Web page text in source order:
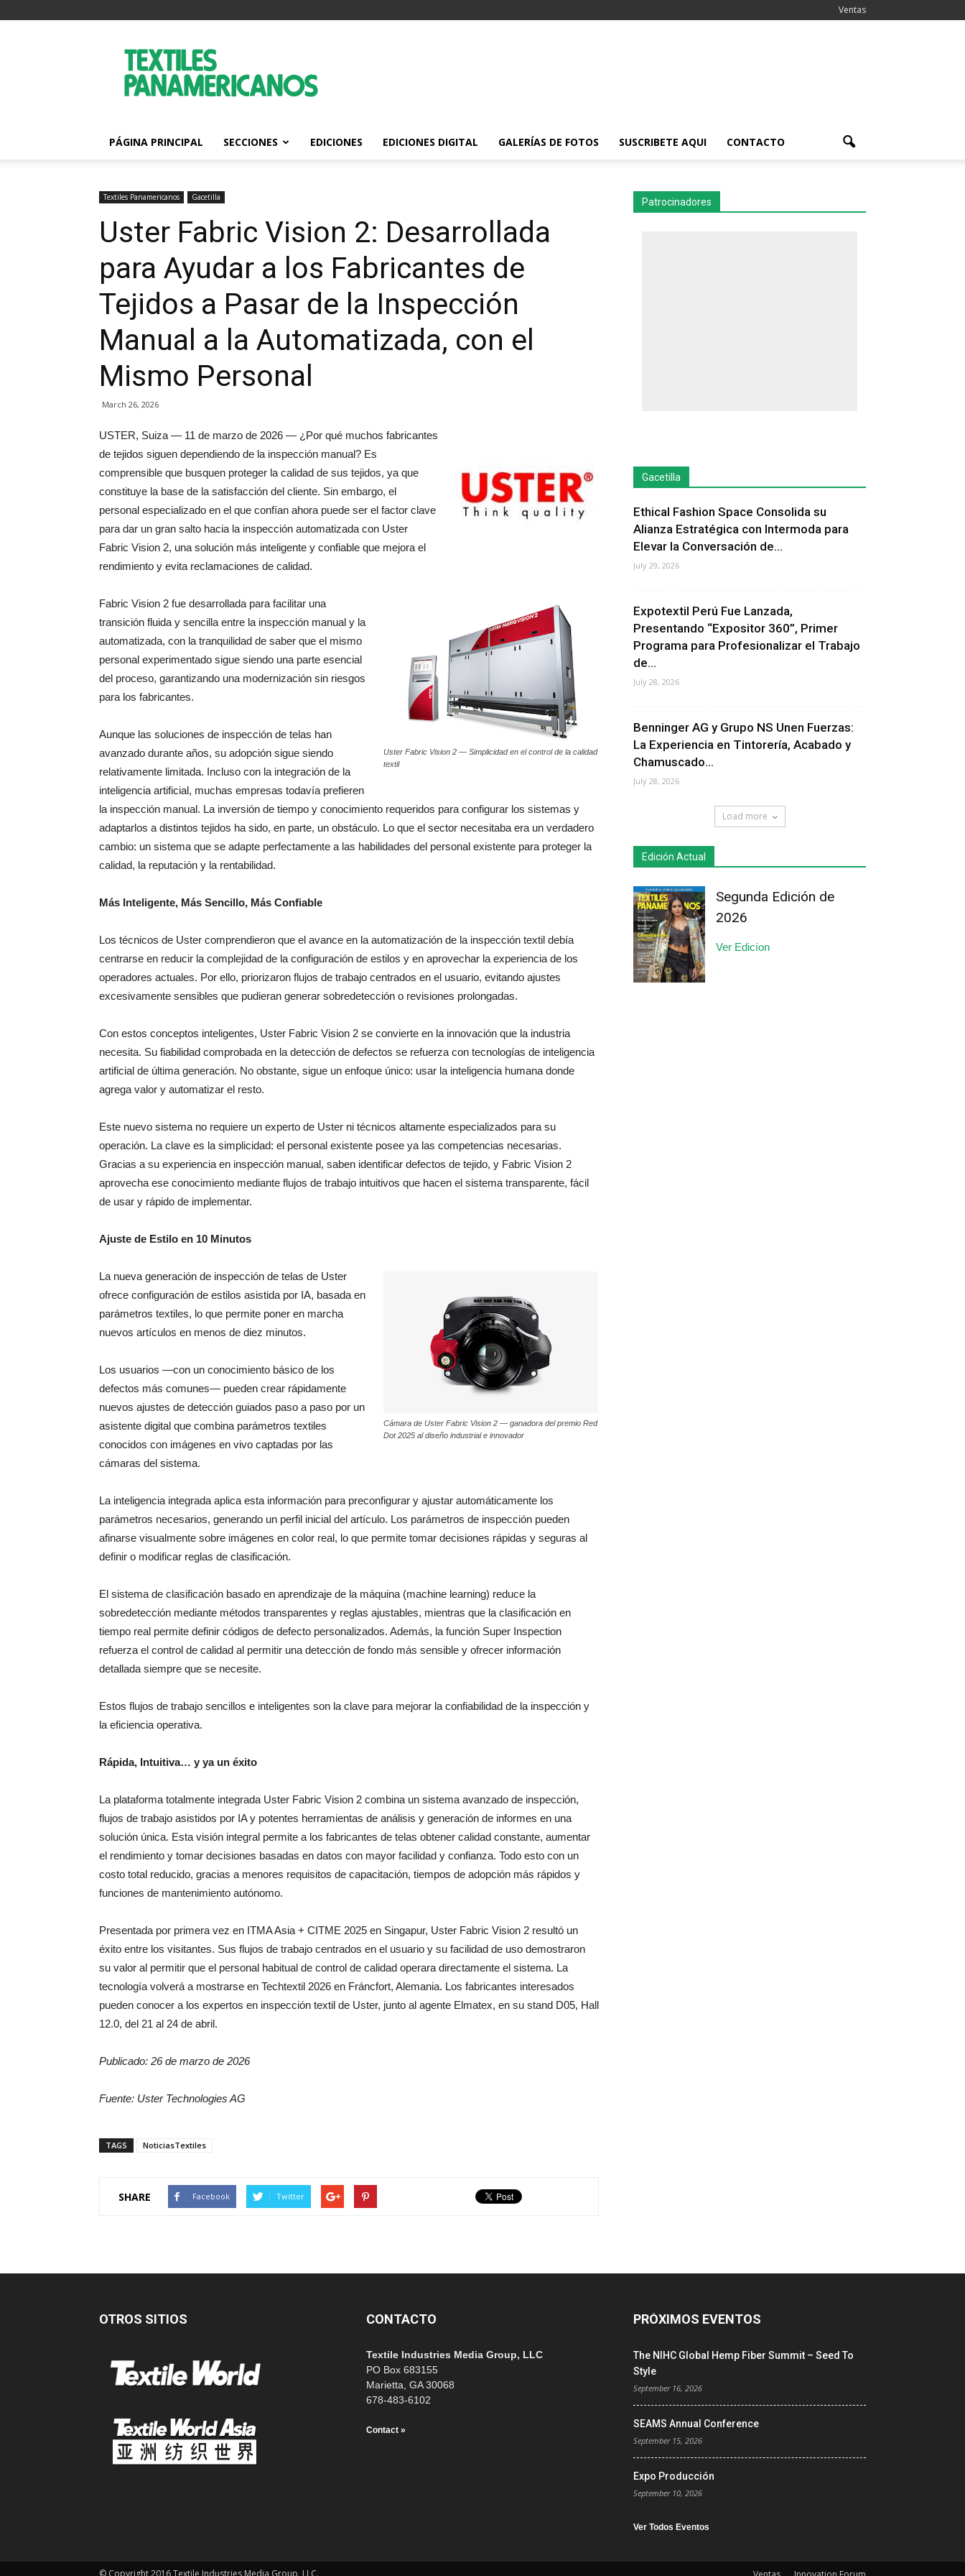
Ventas
Textiles
Panamericanos
PÁGINA PRINCIPAL SECCIONES EDICIONES EDICIONES DIGITAL GALERÍAS DE FOTOS SUSCRIBETE AQUI CONTACTO
Textiles Panamericanos Gacetilla
Uster Fabric Vision 2: Desarrollada
para Ayudar a los Fabricantes de
Tejidos a Pasar de la Inspección
Manual a la Automatizada, con el
Mismo Personal
March 26, 2026
USTER, Suiza — 11 de marzo de 2026 — ¿Por qué muchos fabricantes
de tejidos siguen dependiendo de la inspección manual? Es
comprensible que busquen proteger la calidad de sus tejidos, ya que
constituye la base de la satisfacción del cliente. Sin embargo, el
personal especializado en el que confían ahora puede ser el factor clave
para dar un gran salto hacia la inspección automatizada con Uster
Fabric Vision 2, una solución más inteligente y confiable que mejora el
rendimiento y evita reclamaciones de calidad.
Uster Fabric Vision 2 — Simplicidad en el control de la calidad
textil
Fabric Vision 2 fue desarrollada para facilitar una
transición fluida y sencilla entre la inspección manual y la
automatizada, con la tranquilidad de saber que el mismo
personal experimentado sigue siendo una parte esencial
del proceso, garantizando una modernización sin riesgos
para los fabricantes.
Aunque las soluciones de inspección de telas han
avanzado durante años, su adopción sigue siendo
relativamente limitada. Incluso con la integración de la
inteligencia artificial, muchas empresas todavía prefieren
la inspección manual. La inversión de tiempo y conocimiento requeridos para configurar los sistemas y
adaptarlos a distintos tejidos ha sido, en parte, un obstáculo. Lo que el sector necesitaba era un verdadero
cambio: un sistema que se adapte perfectamente a las habilidades del personal existente para proteger la
calidad, la reputación y la rentabilidad.
Más Inteligente, Más Sencillo, Más Confiable
Los técnicos de Uster comprendieron que el avance en la automatización de la inspección textil debía
centrarse en reducir la complejidad de la configuración de estilos y en aprovechar la experiencia de los
operadores actuales. Por ello, priorizaron flujos de trabajo centrados en el usuario, evitando ajustes
excesivamente sensibles que pudieran generar sobredetección o revisiones prolongadas.
Con estos conceptos inteligentes, Uster Fabric Vision 2 se convierte en la innovación que la industria
necesita. Su fiabilidad comprobada en la detección de defectos se refuerza con tecnologías de inteligencia
artificial de última generación. No obstante, sigue un enfoque único: usar la inteligencia humana donde
agrega valor y automatizar el resto.
Este nuevo sistema no requiere un experto de Uster ni técnicos altamente especializados para su
operación. La clave es la simplicidad: el personal existente posee ya las competencias necesarias.
Gracias a su experiencia en inspección manual, saben identificar defectos de tejido, y Fabric Vision 2
aprovecha ese conocimiento mediante flujos de trabajo intuitivos que hacen el sistema transparente, fácil
de usar y rápido de implementar.
Ajuste de Estilo en 10 Minutos
Cámara de Uster Fabric Vision 2 — ganadora del premio Red
Dot 2025 al diseño industrial e innovador
La nueva generación de inspección de telas de Uster
ofrece configuración de estilos asistida por IA, basada en
parámetros textiles, lo que permite poner en marcha
nuevos artículos en menos de diez minutos.
Los usuarios —con un conocimiento básico de los
defectos más comunes— pueden crear rápidamente
nuevos ajustes de detección guiados paso a paso por un
asistente digital que combina parámetros textiles
conocidos con imágenes en vivo captadas por las
cámaras del sistema.
La inteligencia integrada aplica esta información para preconfigurar y ajustar automáticamente los
parámetros necesarios, generando un perfil inicial del artículo. Los parámetros de inspección pueden
afinarse visualmente sobre imágenes en color real, lo que permite tomar decisiones rápidas y seguras al
definir o modificar reglas de clasificación.
El sistema de clasificación basado en aprendizaje de la máquina (machine learning) reduce la
sobredetección mediante métodos transparentes y reglas ajustables, mientras que la clasificación en
tiempo real permite definir códigos de defecto personalizados. Además, la función Super Inspection
refuerza el control de calidad al permitir una detección de fondo más sensible y ofrecer información
detallada siempre que se necesite.
Estos flujos de trabajo sencillos e inteligentes son la clave para mejorar la confiabilidad de la inspección y
la eficiencia operativa.
Rápida, Intuitiva… y ya un éxito
La plataforma totalmente integrada Uster Fabric Vision 2 combina un sistema avanzado de inspección,
flujos de trabajo asistidos por IA y potentes herramientas de análisis y generación de informes en una
solución única. Esta visión integral permite a los fabricantes de telas obtener calidad constante, aumentar
el rendimiento y tomar decisiones basadas en datos con mayor facilidad y confianza. Todo esto con un
costo total reducido, gracias a menores requisitos de capacitación, tiempos de adopción más rápidos y
funciones de mantenimiento autónomo.
Presentada por primera vez en ITMA Asia + CITME 2025 en Singapur, Uster Fabric Vision 2 resultó un
éxito entre los visitantes. Sus flujos de trabajo centrados en el usuario y su facilidad de uso demostraron
su valor al permitir que el personal habitual de control de calidad operara directamente el sistema. La
tecnología volverá a mostrarse en Techtextil 2026 en Fráncfort, Alemania. Los fabricantes interesados
pueden conocer a los expertos en inspección textil de Uster, junto al agente Elmatex, en su stand D05, Hall
12.0, del 21 al 24 de abril.
Publicado: 26 de marzo de 2026
Fuente: Uster Technologies AG
TAGS NoticiasTextiles
SHARE Facebook Twitter
Patrocinadores
Gacetilla
Ethical Fashion Space Consolida su
Alianza Estratégica con Intermoda para
Elevar la Conversación de...
July 29, 2026
Expotextil Perú Fue Lanzada,
Presentando “Expositor 360”, Primer
Programa para Profesionalizar el Trabajo
de...
July 28, 2026
Benninger AG y Grupo NS Unen Fuerzas:
La Experiencia en Tintorería, Acabado y
Chamuscado...
July 28, 2026
Load more
Edición Actual
Segunda Edición de
2026
Ver Edicíon
OTROS SITIOS CONTACTO
Textile Industries Media Group, LLC
PO Box 683155
Marietta, GA 30068
678-483-6102
Contact »
PRÓXIMOS EVENTOS
The NIHC Global Hemp Fiber Summit – Seed To
Style
September 16, 2026
SEAMS Annual Conference
September 15, 2026
Expo Producción
September 10, 2026
Ver Todos Eventos
© Copyright 2016 Textile Industries Media Group, LLC.